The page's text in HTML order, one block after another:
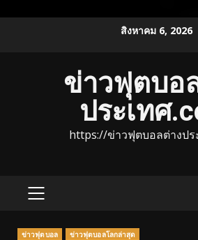
สิงหาคม 6, 2026
ข่าวฟุตบอ
ประเทศ
https://ข่าวฟุตบอลต่างปร
PRIMARY
ข่าวฟุตบอล ข่าวฟุตบอลโลกล่าสุด